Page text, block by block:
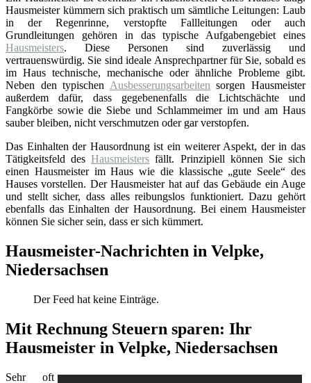
Hausmeister kümmern sich praktisch um sämtliche Leitungen: Laub
in der Regenrinne, verstopfte Fallleitungen oder auch
Grundleitungen gehören in das typische Aufgabengebiet eines
Hausmeisters. Diese Personen sind zuverlässig und
vertrauenswürdig. Sie sind ideale Ansprechpartner für Sie, sobald es
im Haus technische, mechanische oder ähnliche Probleme gibt.
Neben den typischen Ausbesserungsarbeiten sorgen Hausmeister
außerdem dafür, dass gegebenenfalls die Lichtschächte und
Fangkörbe sowie die Siebe und Schlammeimer im und am Haus
sauber bleiben, nicht verschmutzen oder gar verstopfen.
Das Einhalten der Hausordnung ist ein weiterer Aspekt, der in das
Tätigkeitsfeld desHausmeisters fällt. Prinzipiell können Sie sich
einen Hausmeister im Haus wie die klassische „gute Seele“ des
Hauses vorstellen. Der Hausmeister hat auf das Gebäude ein Auge
und stellt sicher, dass alles reibungslos funktioniert. Dazu gehört
ebenfalls das Einhalten der Hausordnung. Bei einem Hausmeister
können Sie sicher sein, dass er sich kümmert.
Hausmeister-Nachrichten in Velpke,
Niedersachsen
Der Feed hat keine Einträge.
Mit Rechnung Steuern sparen: Ihr
Hausmeister in Velpke, Niedersachsen
Sehr oft